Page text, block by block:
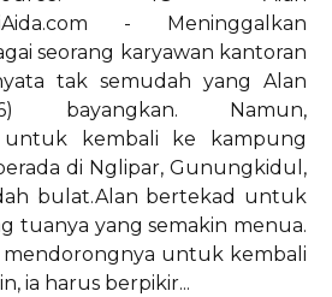
- Meninggalkan
seorang karyawan kantoran
tak semudah yang Alan
bayangkan. Namun,
untuk kembali ke kampung
di Nglipar, Gunungkidul,
bulat.Alan bertekad untuk
tuanya yang semakin menua.
mendorongnya untuk kembali
ia harus berpikir...